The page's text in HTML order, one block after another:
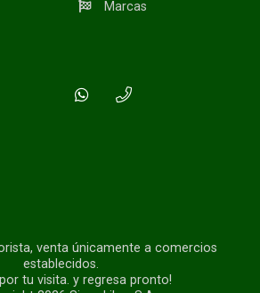
Marcas
venta únicamente a comercios
establecidos.
tu visita. y regresa pronto!